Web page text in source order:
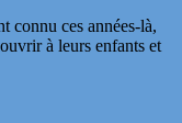
connu ces années-là,
à leurs enfants et